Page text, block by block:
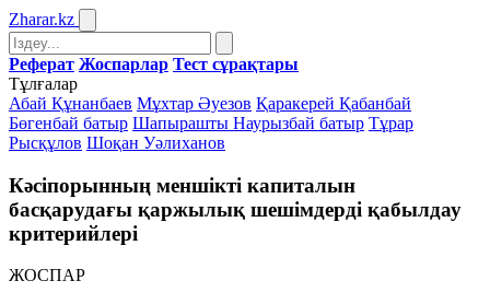
Zharar.kz
Реферат Жоспарлар Тест сұрақтары
Тұлғалар
Абай Құнанбаев Мұхтар Әуезов Қаракерей Қабанбай
Бөгенбай батыр Шапырашты Наурызбай батыр Тұрар
Рысқұлов Шоқан Уәлиханов
Кәсіпорынның меншікті капиталын
басқарудағы қаржылық шешімдерді қабылдау
критерийлері
ЖОСПАР